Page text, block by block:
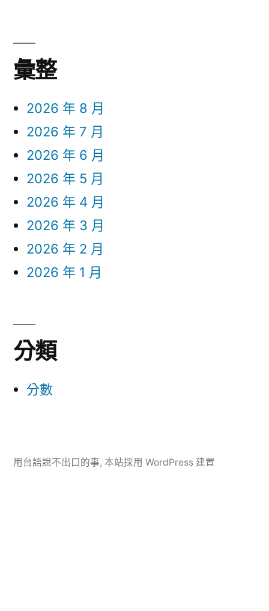
彙整
2026 年 8 月
2026 年 7 月
2026 年 6 月
2026 年 5 月
2026 年 4 月
2026 年 3 月
2026 年 2 月
2026 年 1 月
分類
分數
用台語說不出口的事, 本站採用 WordPress 建置